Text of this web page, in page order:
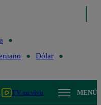
Dólar
TV en vivo MENÚ